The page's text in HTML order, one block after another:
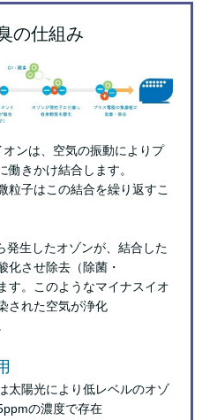
の仕組み
ンは、空気の振動によりプ
働きかけ結合します。
結合を繰り返すこ
生したオゾンが、結合した
化させ除去（除菌・
うなマイナスイオ
された空気が浄化
より低レベルのオゾ
の濃度で存在